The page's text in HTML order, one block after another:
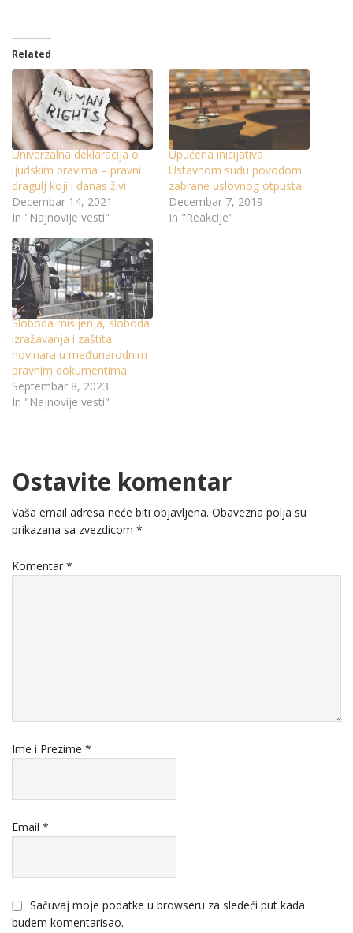
Related
Univerzalna deklaracija o
ljudskim pravima – pravni
dragulj koji i danas živi
Decembar 14, 2021
In "Najnovije vesti"
Upućena inicijativa
Ustavnom sudu povodom
zabrane uslovnog otpusta
Decembar 7, 2019
In "Reakcije"
Sloboda mišljenja, sloboda
izražavanja i zaštita
novinara u međunarodnim
pravnim dokumentima
Septembar 8, 2023
In "Najnovije vesti"
Ostavite komentar
Vaša email adresa neće biti objavljena. Obavezna polja su
prikazana sa zvezdicom *
Komentar *
Ime i Prezime *
Email *
Sačuvaj moje podatke u browseru za sledeći put kada
budem komentarisao.